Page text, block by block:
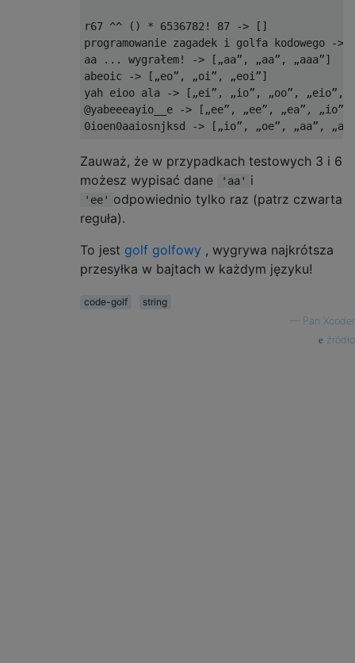
r67 ^^ () * 6536782! 87 -> []
programowanie zagadek i golfa kodowego ->
aa ... wygrałem! -> [„aa”, „aa”, „aaa”]
abeoic -> [„eo”, „oi”, „eoi”]
yah eioo ala -> [„ei”, „io”, „oo”, „eio”,
@yabeeeayio__e -> [„ee”, „ee”, „ea”, „io”,
Zauważ, że w przypadkach testowych 3 i 6
możesz wypisać dane
'aa' i
'ee' odpowiednio tylko raz (patrz czwarta
reguła).
To jest golf golfowy , wygrywa najkrótsza
przesyłka w bajtach w każdym języku!
code-golf
string
Pan Xcoder
źródło